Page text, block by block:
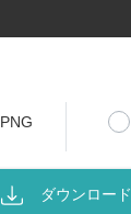
PNG
ダウンロード